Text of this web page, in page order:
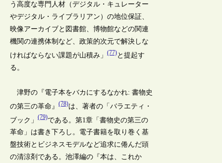
う高度な専門人材（デジタル・キュレーター
やデジタル・ライブラリアン）の地位保証、
映像アーカイブと図書館、博物館などの関連
機関の連携体制など、政策的次元で解決しな
ければならない課題が山積み」(77)と提起す
る。
津野の『電子本をバカにするなかれ: 書物史
の第三の革命』(78)は、著者の「バラエティ・
ブック」(79)である。第1章「書物史の第三の
革命」は書き下ろし。電子書籍を取り巻く基
盤技術とビジネスモデルなど追求に倦んだ頭
の清涼剤である。池澤編の『本は、これか